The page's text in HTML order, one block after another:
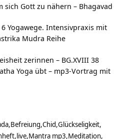
sich Gott zu nähern – Bhagavad
Yogawege. Intensivpraxis mit
Mudra Reihe
zerinnen – BG.XVIII 38
Yoga übt – mp3-Vortrag mit
Befreiung Chid Glückseligkeit
live Mantra mp3 Meditation